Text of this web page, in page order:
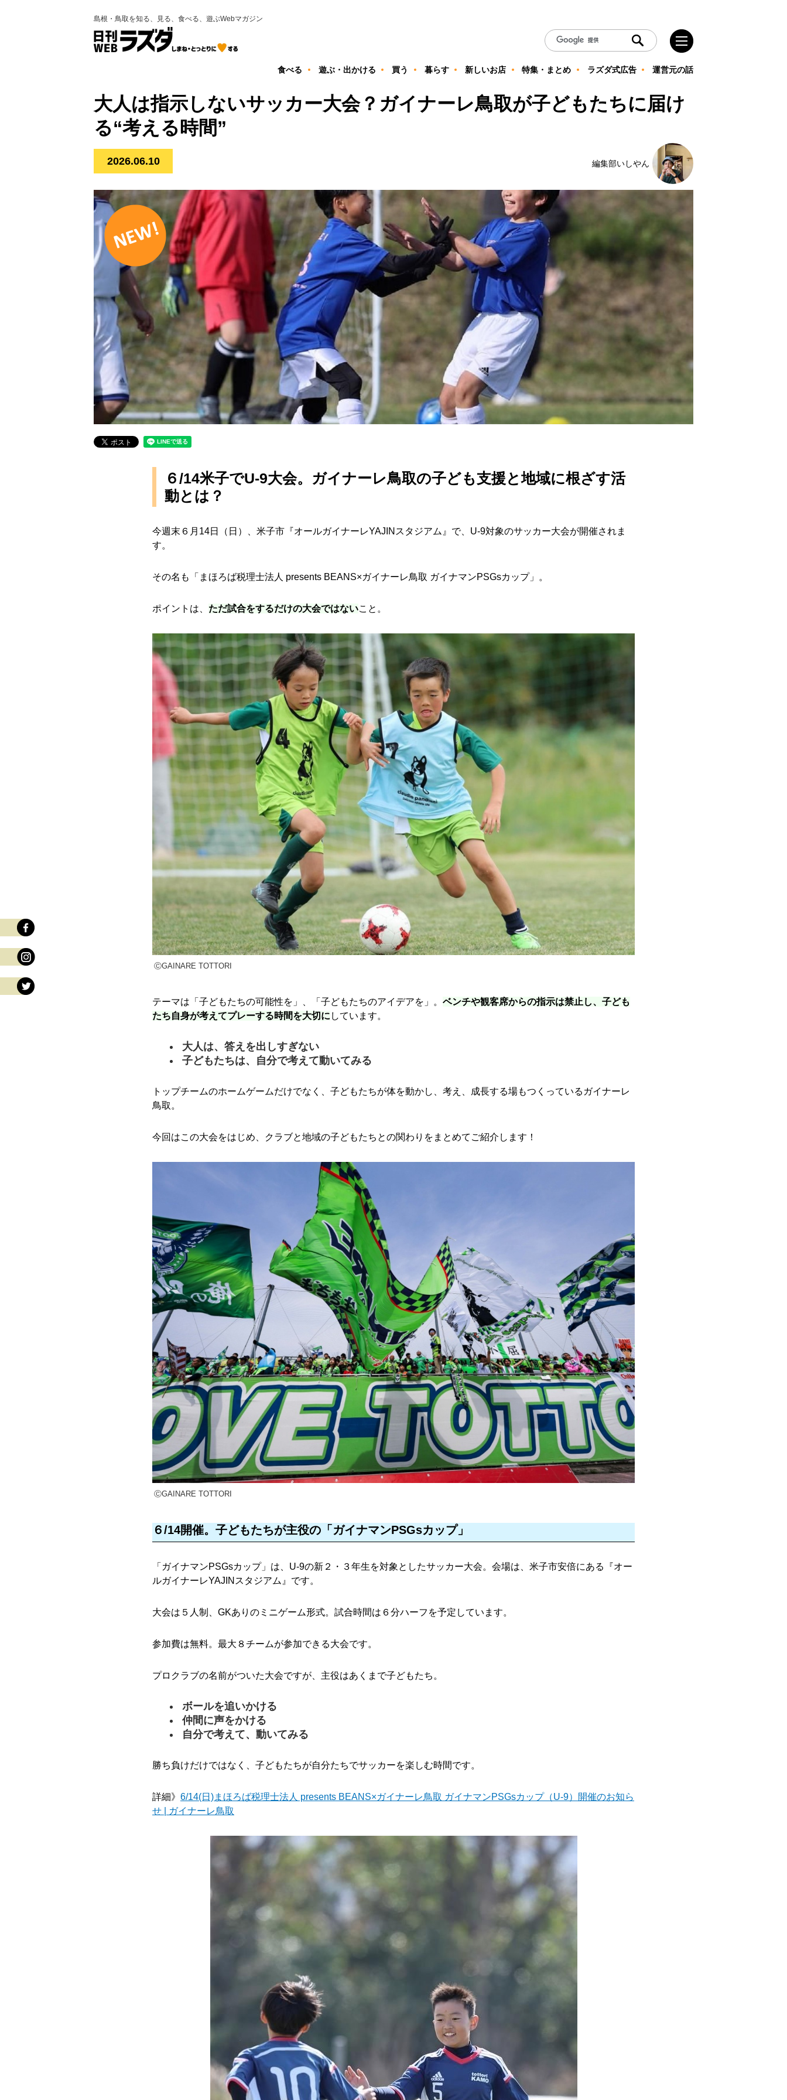
島根・鳥取を知る、見る、食べる、遊ぶWebマガジン
食べる 遊ぶ・出かける 買う 暮らす 新しいお店 特集・まとめ ラズダ式広告 運営元の話
大人は指示しないサッカー大会？ガイナーレ鳥取が子どもたちに届け
る“考える時間”
2026.06.10 編集部いしやん
６/14米子でU-9大会。ガイナーレ鳥取の子ども支援と地域に根ざす活
動とは？
今週末６月14日（日）、米子市『オールガイナーレYAJINスタジアム』で、U-9対象のサッカー大会が開催されま
す。
その名も「まほろば税理士法人 presents BEANS×ガイナーレ鳥取 ガイナマンPSGsカップ」。
ポイントは、 ただ試合をするだけの大会ではないこと。
ⒸGAINARE TOTTORI
テーマは「子どもたちの可能性を」、「子どもたちのアイデアを」。 ベンチや観客席からの指示は禁止し、子ども
たち自身が考えてプレーする時間を大切に しています。
大人は、答えを出しすぎない
子どもたちは、自分で考えて動いてみる
トップチームのホームゲームだけでなく、子どもたちが体を動かし、考え、成長する場もつくっているガイナーレ
鳥取。
今回はこの大会をはじめ、クラブと地域の子どもたちとの関わりをまとめてご紹介します！
ⒸGAINARE TOTTORI
６/14開催。子どもたちが主役の「ガイナマンPSGsカップ」
「ガイナマンPSGsカップ」は、U-9の新２・３年生を対象としたサッカー大会。会場は、米子市安倍にある『オー
ルガイナーレYAJINスタジアム』です。
大会は５人制、GKありのミニゲーム形式。試合時間は６分ハーフを予定しています。
参加費は無料。最大８チームが参加できる大会です。
プロクラブの名前がついた大会ですが、主役はあくまで子どもたち。
ボールを追いかける
仲間に声をかける
自分で考えて、動いてみる
勝ち負けだけではなく、子どもたちが自分たちでサッカーを楽しむ時間です。
詳細》 6/14(日)まほろば税理士法人 presents BEANS×ガイナーレ鳥取 ガイナマンPSGsカップ（U-9）開催のお知ら
せ | ガイナーレ鳥取